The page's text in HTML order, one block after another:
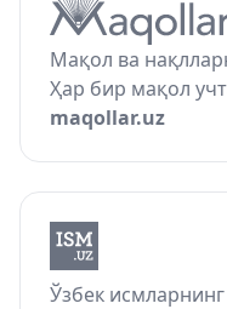
Мақол ва
Ҳар бир мақол
maqollar.uz
Ўзбек